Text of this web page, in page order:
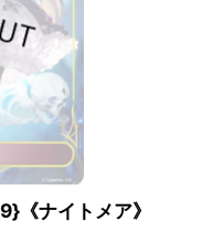
《ナイトメア》